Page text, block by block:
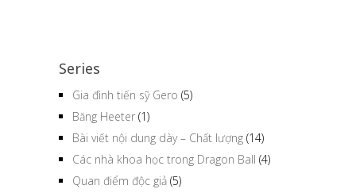
Series
Gia đình tiến sỹ Gero (5)
Băng Heeter (1)
Bài viết nội dung dày – Chất lượng (14)
Các nhà khoa học trong Dragon Ball (4)
Quan điểm độc giả (5)